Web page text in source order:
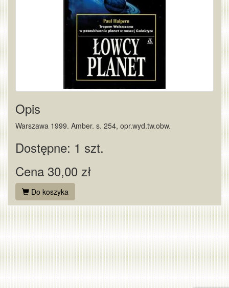
Opis
Warszawa 1999. Amber. s. 254, opr.wyd.tw.obw.
Dostępne: 1 szt.
Cena 30,00 zł
Do koszyka